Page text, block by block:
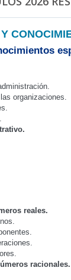
organizaciones.
reales.
racionales.